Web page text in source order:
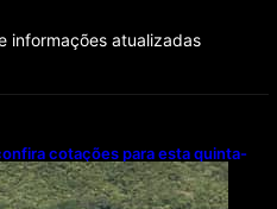
informações atualizadas
cotações para esta quinta-